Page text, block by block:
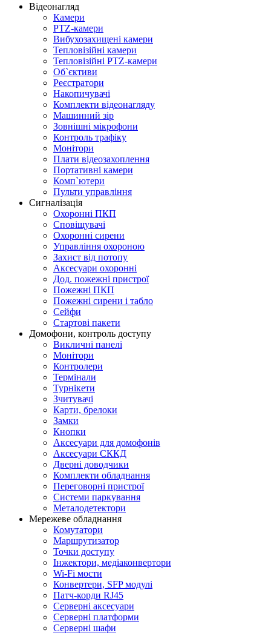
Відеонагляд
Камери
PTZ-камери
Вибухозахищені камери
Тепловізійні камери
Тепловізійні PTZ-камери
Об`єктиви
Реєстратори
Накопичувачі
Комплекти відеонагляду
Машинний зір
Зовнішні мікрофони
Контроль трафіку
Монітори
Плати відеозахоплення
Портативні камери
Комп`ютери
Пульти управління
Сигналізація
Охоронні ПКП
Сповіщувачі
Охоронні сирени
Управління охороною
Захист від потопу
Аксесуари охоронні
Дод. пожежні пристрої
Пожежні ПКП
Пожежні сирени і табло
Сейфи
Стартові пакети
Домофони, контроль доступу
Викличні панелі
Монітори
Контролери
Термінали
Турнікети
Зчитувачі
Карти, брелоки
Замки
Кнопки
Аксесуари для домофонів
Аксесуари СККД
Дверні доводчики
Комплекти обладнання
Переговорні пристрої
Системи паркування
Металодетектори
Мережеве обладнання
Комутатори
Маршрутизатор
Точки доступу
Інжектори, медіаконвертори
Wi-Fi мости
Конвертери, SFP модулі
Патч-корди RJ45
Серверні аксесуари
Серверні платформи
Серверні шафи